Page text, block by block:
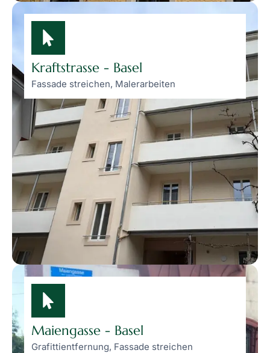
Kraftstrasse - Basel
Fassade streichen, Malerarbeiten
Maiengasse - Basel
Grafittientfernung, Fassade streichen